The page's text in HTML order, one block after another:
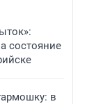
состояние
в